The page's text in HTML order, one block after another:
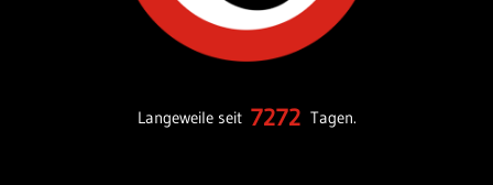
Langeweile seit 7272 Tagen.